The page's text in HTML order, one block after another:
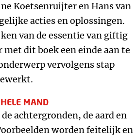
Koetsenruijter en Hans van
acties en oplossingen.
van de essentie van giftig
met dit boek een einde aan te
vervolgens stap
MAND
achtergronden, de aard en
worden feitelijk en